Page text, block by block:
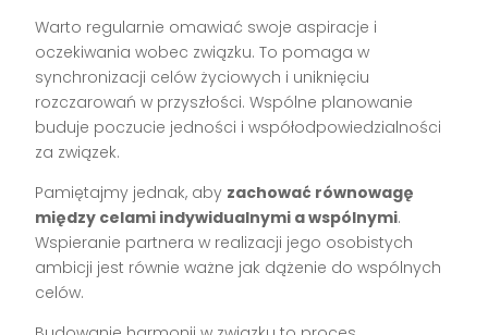
Warto regularnie omawiać swoje aspiracje i
oczekiwania wobec związku. To pomaga w
synchronizacji celów życiowych i uniknięciu
rozczarowań w przyszłości. Wspólne planowanie
buduje poczucie jedności i współodpowiedzialności
za związek.
Pamiętajmy jednak, aby zachować równowagę
między celami indywidualnymi a wspólnymi.
Wspieranie partnera w realizacji jego osobistych
ambicji jest równie ważne jak dążenie do wspólnych
celów.